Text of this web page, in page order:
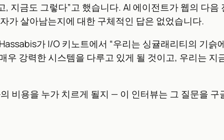
지금도 그렇다”고 했습니다. AI 에이전트가 웹의 다
가 살아남는지에 대한 구체적인 답은 없었습니다.
가 I/O 키노트에서 “우리는 싱귤래리티의 기슭
강력한 시스템을 다루고 있게 될 것이고, 우리는 지
비용을 누가 치르게 될지 — 이 인터뷰는 그 질문을 구